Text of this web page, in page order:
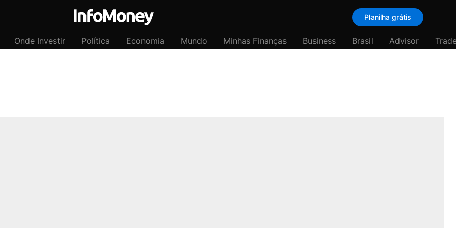
Planilha grátis
Onde Investir Política Economia Mundo Minhas Finanças Business Brasil Advisor